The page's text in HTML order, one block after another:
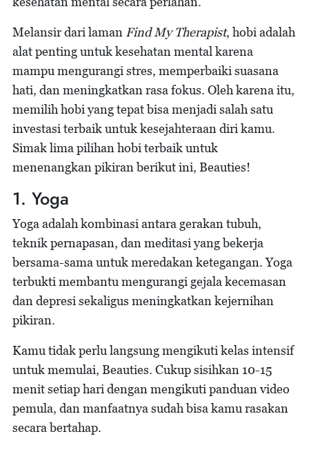
Melansir dari laman Find My Therapist, hobi adalah
alat penting untuk kesehatan mental karena
mampu mengurangi stres, memperbaiki suasana
hati, dan meningkatkan rasa fokus. Oleh karena itu,
memilih hobi yang tepat bisa menjadi salah satu
investasi terbaik untuk kesejahteraan diri kamu.
Simak lima pilihan hobi terbaik untuk
menenangkan pikiran berikut ini, Beauties!
1. Yoga
Yoga adalah kombinasi antara gerakan tubuh,
teknik pernapasan, dan meditasi yang bekerja
bersama-sama untuk meredakan ketegangan. Yoga
terbukti membantu mengurangi gejala kecemasan
dan depresi sekaligus meningkatkan kejernihan
pikiran.
Kamu tidak perlu langsung mengikuti kelas intensif
untuk memulai, Beauties. Cukup sisihkan 10-15
menit setiap hari dengan mengikuti panduan video
pemula, dan manfaatnya sudah bisa kamu rasakan
secara bertahap.